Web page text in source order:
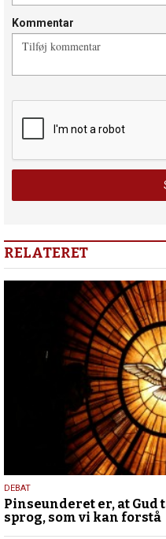
Kommentar
RELATERET
5.
august
2026
DEBAT
Pinseunderet er, at
sprog, som vi kan forstå